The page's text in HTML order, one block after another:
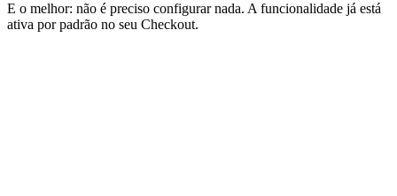
E o melhor: não é preciso configurar nada. A funcionalidade já está
ativa por padrão no seu Checkout.